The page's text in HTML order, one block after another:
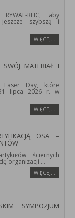
RHC, aby
szybszą i
WIĘCEJ…
MATERIAŁ I
Laser Day, które
lipca 2026 r. w
WIĘCEJ…
OSA –
ściernych
organizacji ...
WIĘCEJ…
SYMPOZJUM